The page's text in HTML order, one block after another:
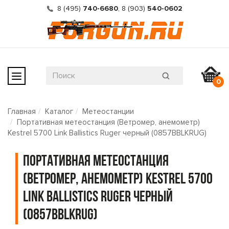
8 (495) 740-6680, 8 (903) 540-0602
0
Главная Каталог
Метеостанции
Портативная метеостанция (Ветромер, анемометр)
Kestrel 5700 Link Ballistics Ruger черный (0857BBLKRUG)
Портативная метеостанция
(Ветромер, анемометр) Kestrel 5700
Link Ballistics Ruger черный
(0857BBLKRUG)